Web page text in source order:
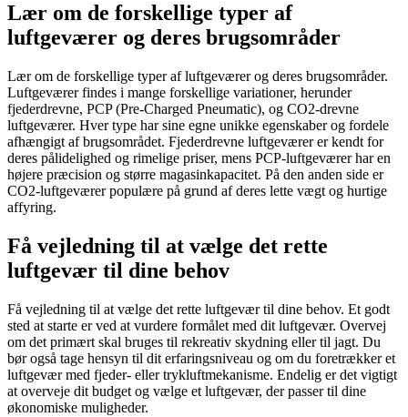
Lær om de forskellige typer af
luftgeværer og deres brugsområder
Lær om de forskellige typer af luftgeværer og deres brugsområder.
Luftgeværer findes i mange forskellige variationer, herunder
fjederdrevne, PCP (Pre-Charged Pneumatic), og CO2-drevne
luftgeværer. Hver type har sine egne unikke egenskaber og fordele
afhængigt af brugsområdet. Fjederdrevne luftgeværer er kendt for
deres pålidelighed og rimelige priser, mens PCP-luftgeværer har en
højere præcision og større magasinkapacitet. På den anden side er
CO2-luftgeværer populære på grund af deres lette vægt og hurtige
affyring.
Få vejledning til at vælge det rette
luftgevær til dine behov
Få vejledning til at vælge det rette luftgevær til dine behov. Et godt
sted at starte er ved at vurdere formålet med dit luftgevær. Overvej
om det primært skal bruges til rekreativ skydning eller til jagt. Du
bør også tage hensyn til dit erfaringsniveau og om du foretrækker et
luftgevær med fjeder- eller trykluftmekanisme. Endelig er det vigtigt
at overveje dit budget og vælge et luftgevær, der passer til dine
økonomiske muligheder.